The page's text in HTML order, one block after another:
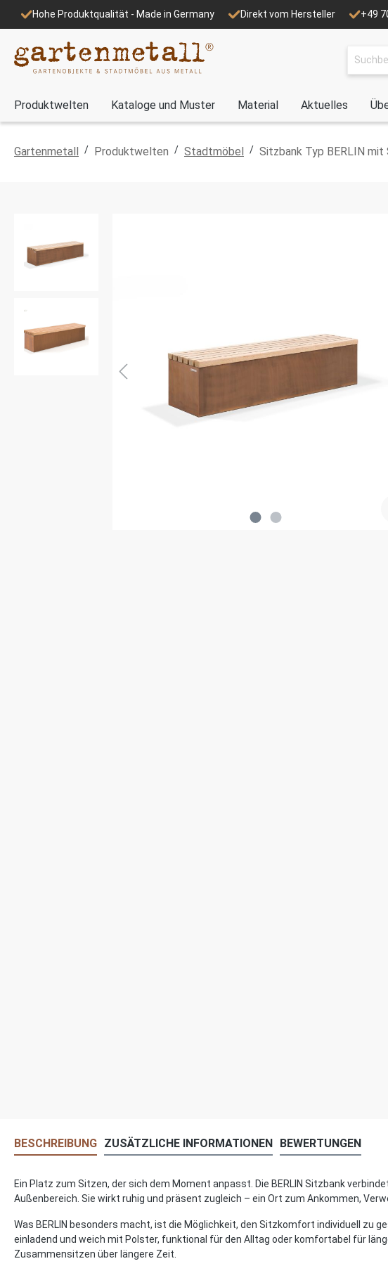
Hohe Produktqualität - Made in Germany Direkt vom Hersteller +49
Produktwelten Kataloge und Muster Material Aktuelles
Gartenmetall / Produktwelten / Stadtmöbel / Sitzbank Typ BERLIN
BESCHREIBUNG ZUSÄTZLICHE INFORMATIONEN BEWERTUNGEN
Ein Platz zum Sitzen, der sich dem Moment anpasst. Die BERLIN Sitzbank
Außenbereich. Sie wirkt ruhig und präsent zugleich – ein Ort zum Ankommen,
Was BERLIN besonders macht, ist die Möglichkeit, den Sitzkomfort individuell zu
einladend und weich mit Polster, funktional für den Alltag oder komfortabel für
Zusammensitzen über längere Zeit.